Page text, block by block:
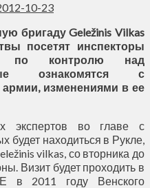
10-23
бригаду Geležinis Vilkas
посетят инспекторы
по контролю над
ознакомятся с
армии, изменениями в ее
экспертов во главе с
будет находиться в Рукле,
vilkas, со вторника до
Визит будет проходить в
в 2011 году Венского